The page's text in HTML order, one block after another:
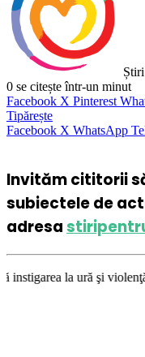
0 se citește într-un minut
Facebook X Pinterest
Tipărește
Facebook X WhatsApp
Invităm cititorii
subiectele de
adresa
şi violenţă. Dar, după